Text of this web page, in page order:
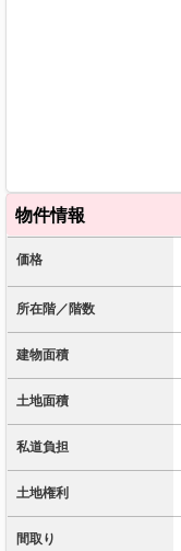
物件情報
価格
所在階／階数
建物面積
土地面積
私道負担
土地権利
間取り